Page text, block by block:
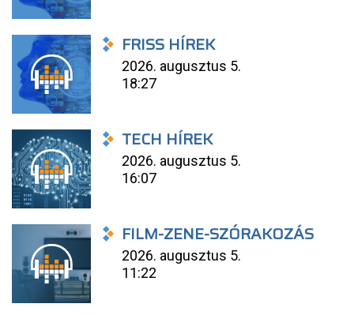
FRISS HÍREK
2026. augusztus 5.
18:27
TECH HÍREK
2026. augusztus 5.
16:07
FILM-ZENE-SZÓRAKOZÁS
2026. augusztus 5.
11:22